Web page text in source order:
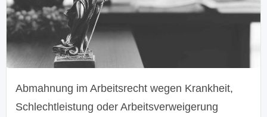
Abmahnung im Arbeitsrecht wegen Krankheit,
Schlechtleistung oder Arbeitsverweigerung